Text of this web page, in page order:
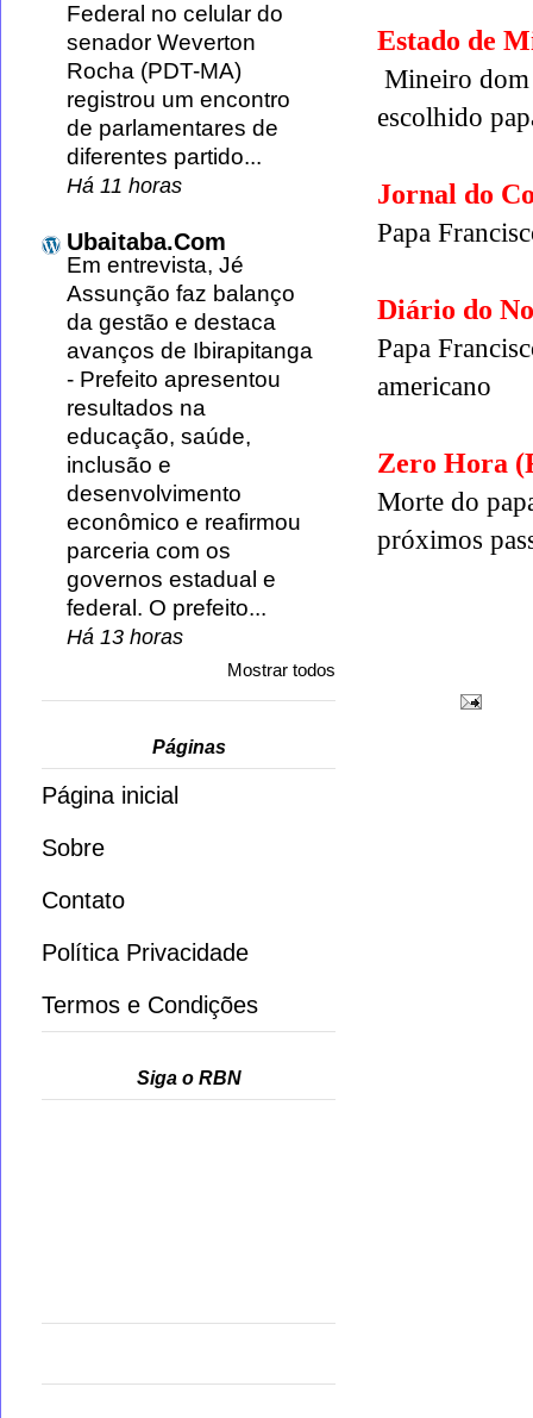
Estado de
Mineiro dom
escolhido
Jornal do
Papa
Diário do
Papa
americano
Zero Hora
Morte do
próximos
Federal no celular do
senador Weverton
Rocha (PDT-MA)
registrou um encontro
de parlamentares de
diferentes partido...
Há 11 horas
Ubaitaba.Com
Em entrevista, Jé
Assunção faz balanço
da gestão e destaca
avanços de Ibirapitanga
- Prefeito apresentou
resultados na
educação, saúde,
inclusão e
desenvolvimento
econômico e reafirmou
parceria com os
governos estadual e
federal. O prefeito...
Há 13 horas
Mostrar todos
Páginas
Página inicial
Sobre
Contato
Política Privacidade
Termos e Condições
Siga o RBN